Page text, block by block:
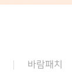
바람패치